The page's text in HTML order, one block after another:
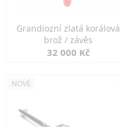
Grandiozní zlatá korálová
brož / závěs
32 000 Kč
NOVÉ